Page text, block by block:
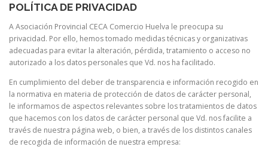
POLÍTICA DE PRIVACIDAD
A Asociación Provincial CECA Comercio Huelva le preocupa su
privacidad. Por ello, hemos tomado medidas técnicas y organizativas
adecuadas para evitar la alteración, pérdida, tratamiento o acceso no
autorizado a los datos personales que Vd. nos ha facilitado.
En cumplimiento del deber de transparencia e información recogido en
la normativa en materia de protección de datos de carácter personal,
le informamos de aspectos relevantes sobre los tratamientos de datos
que hacemos con los datos de carácter personal que Vd. nos facilite a
través de nuestra página web, o bien, a través de los distintos canales
de recogida de información de nuestra empresa: